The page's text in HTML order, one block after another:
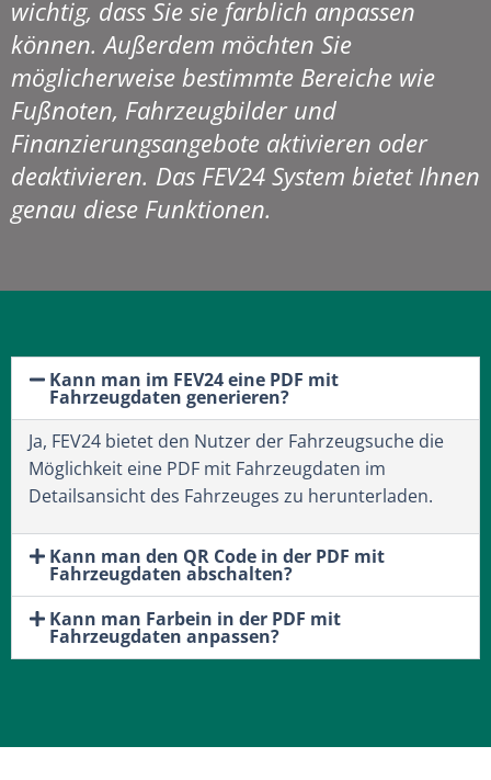
wichtig, dass Sie sie farblich anpassen
können. Außerdem möchten Sie
möglicherweise bestimmte Bereiche wie
Fußnoten, Fahrzeugbilder und
Finanzierungsangebote aktivieren oder
deaktivieren. Das FEV24 System bietet Ihnen
genau diese Funktionen.
Kann man im FEV24 eine PDF mit
Fahrzeugdaten generieren?
Ja, FEV24 bietet den Nutzer der Fahrzeugsuche die
Möglichkeit eine PDF mit Fahrzeugdaten im
Detailsansicht des Fahrzeuges zu herunterladen.
Kann man den QR Code in der PDF mit
Fahrzeugdaten abschalten?
Kann man Farbein in der PDF mit
Fahrzeugdaten anpassen?